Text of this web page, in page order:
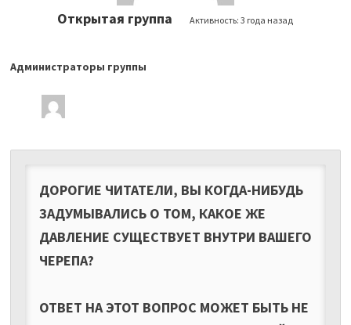
Открытая группа Активность:3 года назад
Лидеры
группы
Администраторы группы
ДОРОГИЕ ЧИТАТЕЛИ, ВЫ КОГДА-НИБУДЬ
ЗАДУМЫВАЛИСЬ О ТОМ, КАКОЕ ЖЕ
ДАВЛЕНИЕ СУЩЕСТВУЕТ ВНУТРИ ВАШЕГО
ЧЕРЕПА?
ОТВЕТ НА ЭТОТ ВОПРОС МОЖЕТ БЫТЬ НЕ